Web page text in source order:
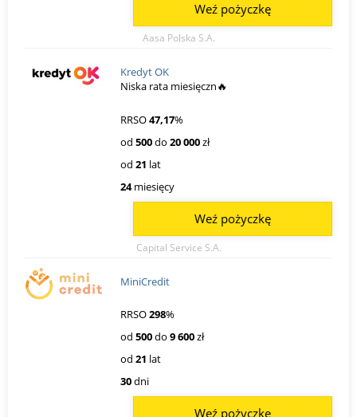
Aasa Polska S.A.
Weź pożyczkę
Kredyt OK
Niska rata miesięczn🔥
RRSO47,17%
od 500do 20 000zł
od 21 lat
24miesięcy
Capital Service S.A.
Weź pożyczkę
MiniCredit
RRSO298%
od 500do 9 600zł
od 21 lat
30dni
Weź pożyczkę